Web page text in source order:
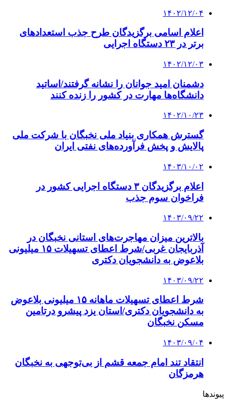
۱۴۰۲/۱۲/۰۴
اعلام اسامی برگزیدگان طرح جذب استعدادهای
برتر در ۲۳ دستگاه‌ اجرایی
۱۴۰۲/۱۲/۰۳
دشمنان امید جوانان را نشانه گرفتند/اساتید
دانشگاه‌ها مهارت در کشور را زنده کنند
۱۴۰۲/۱۰/۲۳
گسترش همکاری بنیاد ملی نخبگان با شرکت ملی
پالایش و پخش فرآورده‌های نفتی ایران
۱۴۰۳/۱۰/۰۲
اعلام برگزیدگان ۳ دستگاه اجرایی کشور در
فراخوان سوم جذب
۱۴۰۳/۰۹/۲۲
بالاترین میزان مهاجرت‌های استانی نخبگان در
آذربایجان غربی/شرط اعطای تسهیلات ۱۵ میلیونی
بلاعوض به دانشجویان دکتری
۱۴۰۳/۰۹/۲۲
شرط اعطای تسهیلات ماهانه ۱۵ میلیونی بلاعوض
به دانشجویان دکتری/استان یزد پیشرو درتامین
مسکن نخبگان
۱۴۰۳/۰۹/۰۴
انتقاد تند امام جمعه قشم از بی‌توجهی به نخبگان
هرمزگان
پیوندها